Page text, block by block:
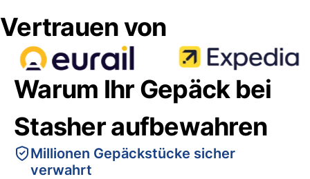
Vertrauen von
Warum Ihr Gepäck bei
Stasher aufbewahren
Millionen Gepäckstücke sicher
verwahrt